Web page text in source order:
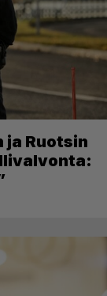
ja Ruotsin